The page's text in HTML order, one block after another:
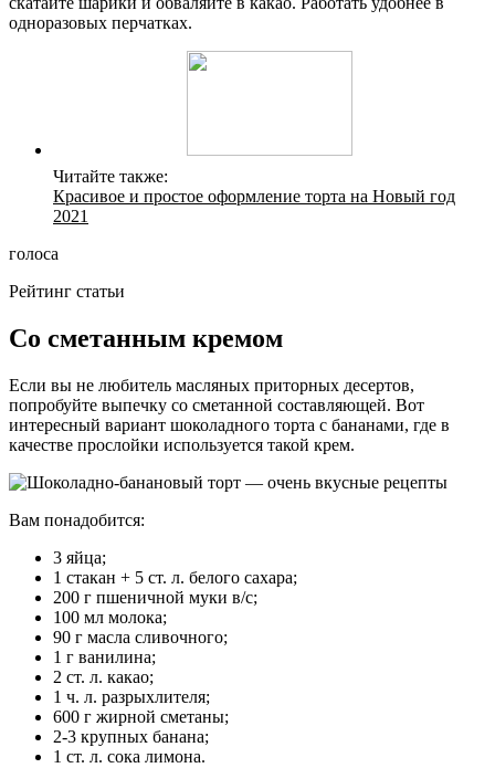
одноразовых перчатках.
Читайте также:
Красивое и простое оформление торта на Новый год
2021
голоса
Рейтинг статьи
Со сметанным кремом
Если вы не любитель масляных приторных десертов,
попробуйте выпечку со сметанной составляющей. Вот
интересный вариант шоколадного торта с бананами, где в
качестве прослойки используется такой крем.
Вам понадобится:
3 яйца;
1 стакан + 5 ст. л. белого сахара;
200 г пшеничной муки в/с;
100 мл молока;
90 г масла сливочного;
1 г ванилина;
2 ст. л. какао;
1 ч. л. разрыхлителя;
600 г жирной сметаны;
2-3 крупных банана;
1 ст. л. сока лимона.